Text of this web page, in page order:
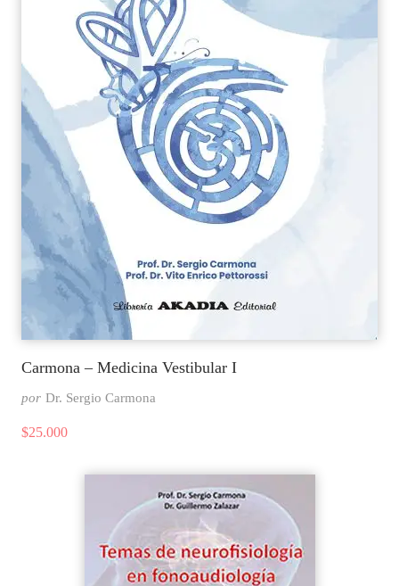
Carmona – Medicina Vestibular I
por Dr. Sergio Carmona
$25.000